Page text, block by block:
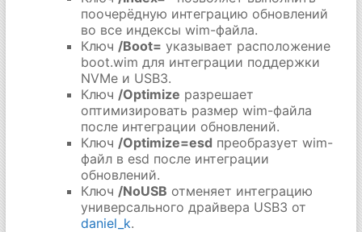
поочерёдную интеграцию обновлений
во все индексы wim-файла.
Ключ /Boot= указывает расположение
boot.wim для интеграции поддержки
NVMe и USB3.
Ключ /Optimize разрешает
оптимизировать размер wim-файла
после интеграции обновлений.
Ключ /Optimize=esd преобразует wim-
файл в esd после интеграции
обновлений.
Ключ /NoUSB отменяет интеграцию
универсального драйвера USB3 от
daniel_k.